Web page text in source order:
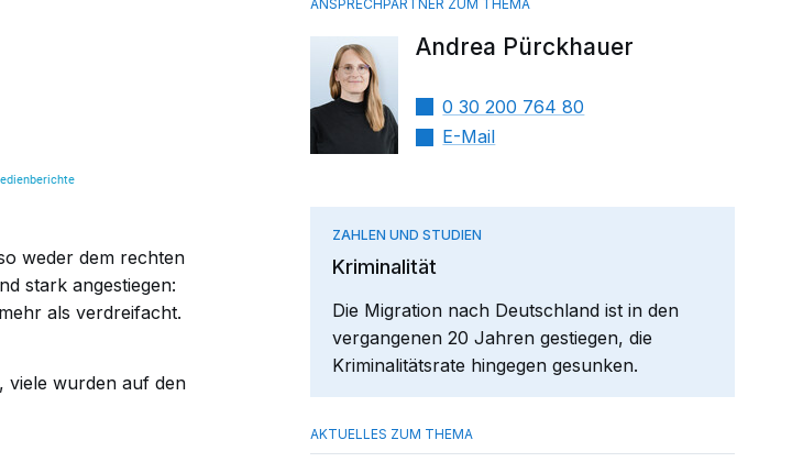
weder dem rechten
stark angestiegen:
als verdreifacht.
viele wurden auf den
Andrea Pürckhauer
0 30 200 764 80
E-Mail
ZAHLEN UND STUDIEN
Kriminalität
Die Migration nach Deutschland ist in den
vergangenen 20 Jahren gestiegen, die
Kriminalitätsrate hingegen gesunken.